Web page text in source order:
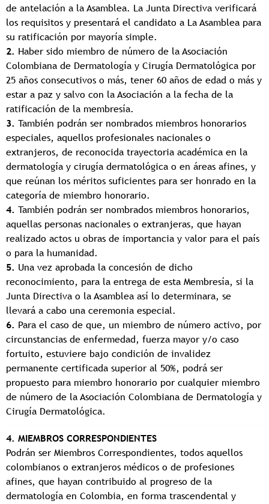
de antelación a la Asamblea. La Junta Directiva verificará
los requisitos y presentará el candidato a La Asamblea para
su ratificación por mayoría simple.
2. Haber sido miembro de número de la Asociación
Colombiana de Dermatología y Cirugía Dermatológica por
25 años consecutivos o más, tener 60 años de edad o más y
estar a paz y salvo con la Asociación a la fecha de la
ratificación de la membresía.
3. También podrán ser nombrados miembros honorarios
especiales, aquellos profesionales nacionales o
extranjeros, de reconocida trayectoria académica en la
dermatología y cirugía dermatológica o en áreas afines, y
que reúnan los méritos suficientes para ser honrado en la
categoría de miembro honorario.
4. También podrán ser nombrados miembros honorarios,
aquellas personas nacionales o extranjeras, que hayan
realizado actos u obras de importancia y valor para el país
o para la humanidad.
5. Una vez aprobada la concesión de dicho
reconocimiento, para la entrega de esta Membresía, si la
Junta Directiva o la Asamblea así lo determinara, se
llevará a cabo una ceremonia especial.
6. Para el caso de que, un miembro de número activo, por
circunstancias de enfermedad, fuerza mayor y/o caso
fortuito, estuviere bajo condición de invalidez
permanente certificada superior al 50%, podrá ser
propuesto para miembro honorario por cualquier miembro
de número de la Asociación Colombiana de Dermatología y
Cirugía Dermatológica.
4. MIEMBROS CORRESPONDIENTES
Podrán ser Miembros Correspondientes, todos aquellos
colombianos o extranjeros médicos o de profesiones
afines, que hayan contribuido al progreso de la
dermatología en Colombia, en forma trascendental y